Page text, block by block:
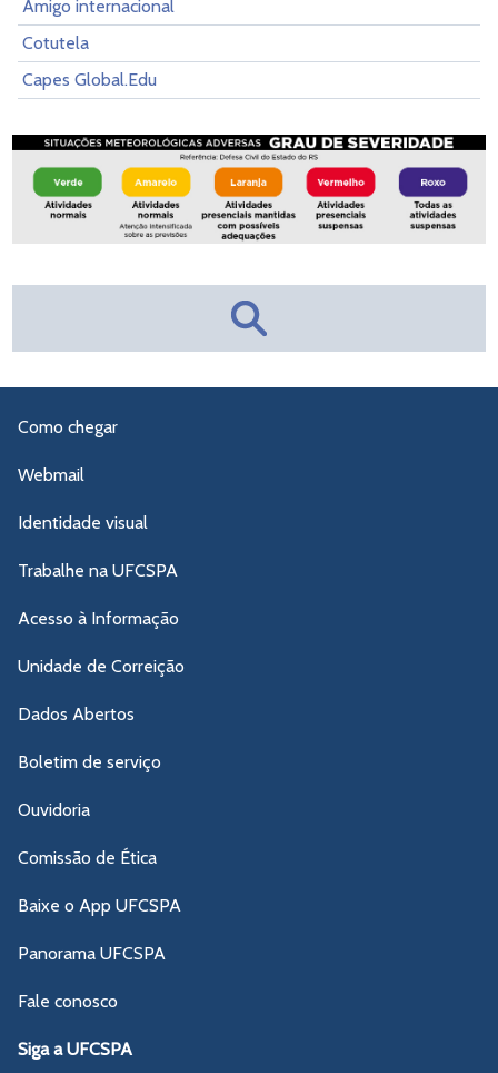
Amigo internacional
Cotutela
Capes Global.Edu
Como chegar
Webmail
Identidade visual
Trabalhe na UFCSPA
Acesso à Informação
Unidade de Correição
Dados Abertos
Boletim de serviço
Ouvidoria
Comissão de Ética
Baixe o App UFCSPA
Panorama UFCSPA
Fale conosco
Siga a UFCSPA